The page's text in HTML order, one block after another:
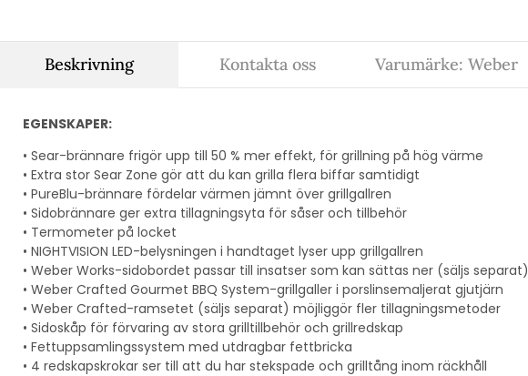
Beskrivning
EGENSKAPER:
• Sear-brännare frigör upp till 50 % mer effekt, för grillning på hög värme
• Extra stor Sear Zone gör att du kan grilla flera biffar samtidigt
• PureBlu-brännare fördelar värmen jämnt över grillgallren
• Sidobrännare ger extra tillagningsyta för såser och tillbehör
• Termometer på locket
• NIGHTVISION LED-belysningen i handtaget lyser upp grillgallren
• Weber Works-sidobordet passar till insatser som kan sättas ner (säljs separat)
• Weber Crafted Gourmet BBQ System-grillgaller i porslinsemaljerat gjutjärn
• Weber Crafted-ramsetet (säljs separat) möjliggör fler tillagningsmetoder
• Sidoskåp för förvaring av stora grilltillbehör och grillredskap
• Fettuppsamlingssystem med utdragbar fettbricka
• 4 redskapskrokar ser till att du har stekspade och grilltång inom räckhåll
Kontakta oss Varumärke: Weber